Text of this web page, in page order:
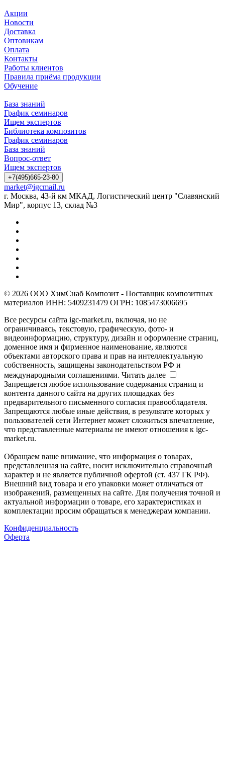
Акции
Новости
Доставка
Оптовикам
Оплата
Контакты
Работы клиентов
Правила приёма продукции
Обучение
База знаний
График семинаров
Ищем экспертов
Библиотека композитов
График семинаров
База знаний
Вопрос-ответ
Ищем экспертов
+7(495)665-23-80
market@igcmail.ru
г. Москва, 43-й км МКАД, Логистический центр "Славянский
Мир", корпус 13, склад №3
© 2026 ООО ХимСнаб Композит - Поставщик композитных
материалов ИНН: 5409231479 ОГРН: 1085473006695
Все ресурсы сайта igc-market.ru, включая, но не
ограничиваясь, текстовую, графическую, фото- и
видеоинформацию, структуру, дизайн и оформление страниц,
доменное имя и фирменное наименование, являются
объектами авторского права и прав на интеллектуальную
собственность, защищены законодательством РФ и
международными соглашениями. Читать далее
Запрещается любое использование содержания страниц и
контента данного сайта на других площадках без
предварительного письменного согласия правообладателя.
Запрещаются любые иные действия, в результате которых у
пользователей сети Интернет может сложиться впечатление,
что представленные материалы не имеют отношения к igc-
market.ru.
Обращаем ваше внимание, что информация о товарах,
представленная на сайте, носит исключительно справочный
характер и не является публичной офертой (ст. 437 ГК РФ).
Внешний вид товара и его упаковки может отличаться от
изображений, размещенных на сайте. Для получения точной и
актуальной информации о товаре, его характеристиках и
комплектации просим обращаться к менеджерам компании.
Конфиденциальность
Оферта